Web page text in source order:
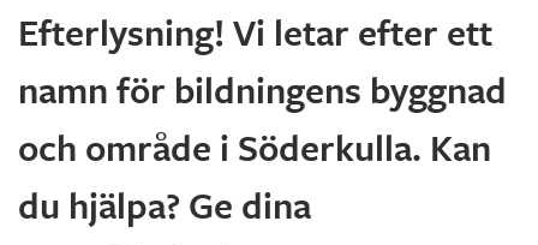
Efterlysning! Vi letar efter ett
namn för bildningens byggnad
och område i Söderkulla. Kan
du hjälpa? Ge dina